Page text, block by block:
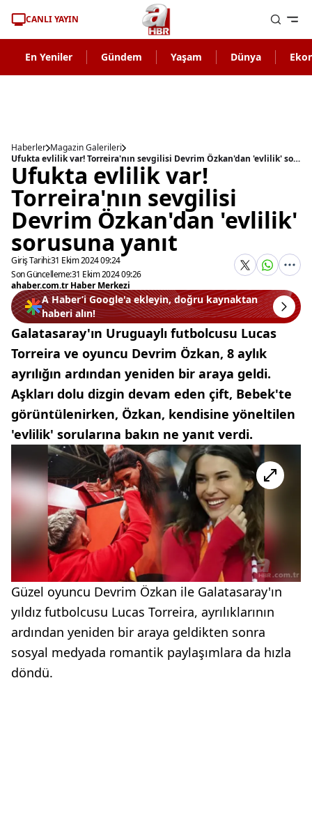
CANLI YAYIN
En Yeniler Gündem Yaşam Dünya
Haberler Magazin Galerileri
Ufukta evlilik var! Torreira'nın sevgilisi Devrim Özkan'dan 'evlilik' sorusuna yanıt
Ufukta evlilik var!
Torreira'nın sevgilisi
Devrim Özkan'dan 'evlilik'
sorusuna yanıt
Giriş Tarihi:31 Ekim 2024 09:24
Son Güncelleme:31 Ekim 2024 09:26
ahaber.com.tr Haber Merkezi
A Haber’i Google'a ekleyin, doğru kaynaktan
haberi alın!
Galatasaray'ın Uruguaylı futbolcusu Lucas
Torreira ve oyuncu Devrim Özkan, 8 aylık
ayrılığın ardından yeniden bir araya geldi.
Aşkları dolu dizgin devam eden çift, Bebek'te
görüntülenirken, Özkan, kendisine yöneltilen
'evlilik' sorularına bakın ne yanıt verdi.
Güzel oyuncu Devrim Özkan ile Galatasaray'ın
yıldız futbolcusu Lucas Torreira, ayrılıklarının
ardından yeniden bir araya geldikten sonra
sosyal medyada romantik paylaşımlara da hızla
döndü.